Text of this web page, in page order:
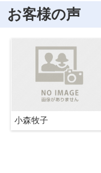
お客様の声
小森牧子